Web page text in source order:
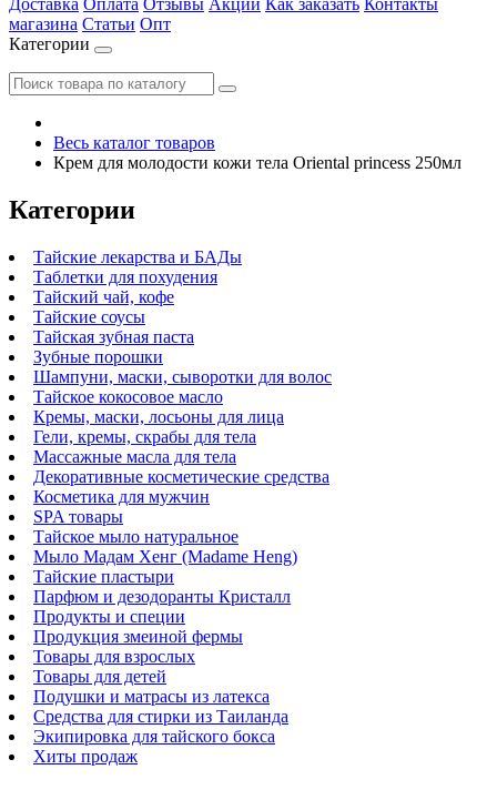
Доставка Оплата Отзывы Акции Как заказать Контакты
магазина Статьи Опт
Категории
Весь каталог товаров
Крем для молодости кожи тела Oriental princess 250мл
Категории
Тайские лекарства и БАДы
Таблетки для похудения
Тайский чай, кофе
Тайские соусы
Тайская зубная паста
Зубные порошки
Шампуни, маски, сыворотки для волос
Тайское кокосовое масло
Кремы, маски, лосьоны для лица
Гели, кремы, скрабы для тела
Массажные масла для тела
Декоративные косметические средства
Косметика для мужчин
SPA товары
Тайское мыло натуральное
Мыло Мадам Хенг (Madame Heng)
Тайские пластыри
Парфюм и дезодоранты Кристалл
Продукты и специи
Продукция змеиной фермы
Товары для взрослых
Товары для детей
Подушки и матрасы из латекса
Средства для стирки из Таиланда
Экипировка для тайского бокса
Хиты продаж